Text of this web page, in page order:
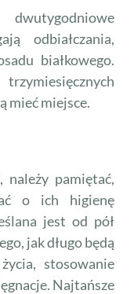
odbiałczania,
białkowego.
mieć miejsce.
należy pamiętać,
o ich higienę
jest od pół
jak długo będą
stosowanie
Najtańsze